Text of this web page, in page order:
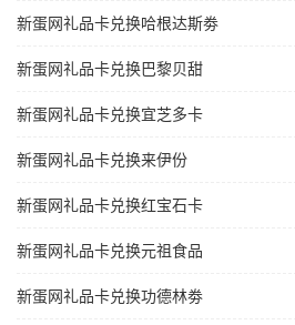
新蛋网礼品卡兑换哈根达斯劵
新蛋网礼品卡兑换巴黎贝甜
新蛋网礼品卡兑换宜芝多卡
新蛋网礼品卡兑换来伊份
新蛋网礼品卡兑换红宝石卡
新蛋网礼品卡兑换元祖食品
新蛋网礼品卡兑换功德林劵